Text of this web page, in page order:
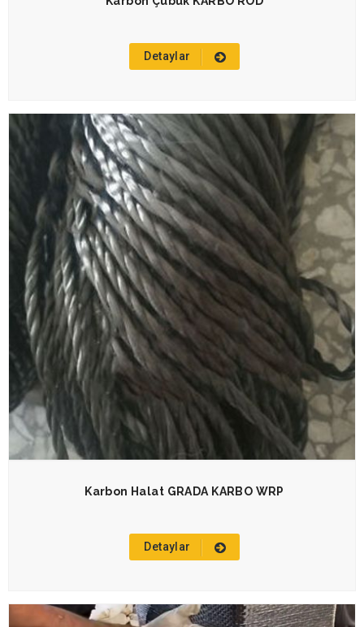
Detaylar
Karbon Halat GRADA KARBO WRP
Detaylar